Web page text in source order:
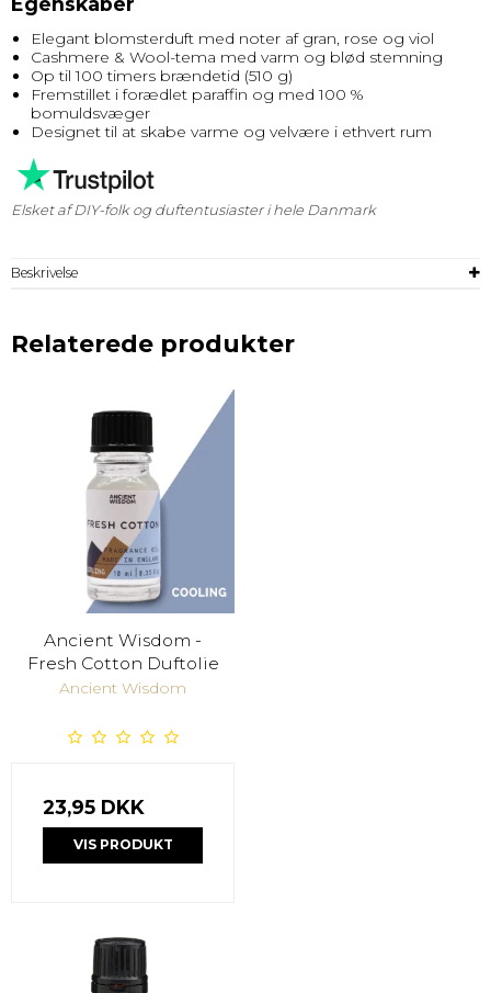
Elegant blomsterduft med noter af gran, rose og viol
Cashmere & Wool-tema med varm og blød stemning
Op til 100 timers brændetid (510 g)
Fremstillet i forædlet paraffin og med 100 %
bomuldsvæger
Designet til at skabe varme og velvære i ethvert rum
Elsket af DIY-folk og duftentusiaster i hele Danmark
Beskrivelse
Relaterede produkter
Ancient Wisdom -
Fresh Cotton Duftolie
Ancient Wisdom
23,95 DKK
VIS PRODUKT